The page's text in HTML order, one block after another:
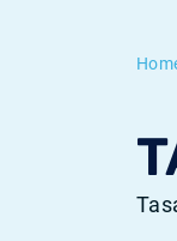
Inflación Mexicano